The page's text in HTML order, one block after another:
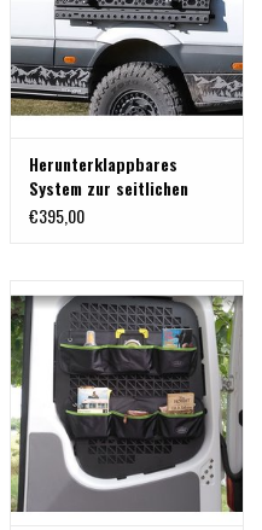
Herunterklappbares
System zur seitlichen
Befestigung von
€395,00